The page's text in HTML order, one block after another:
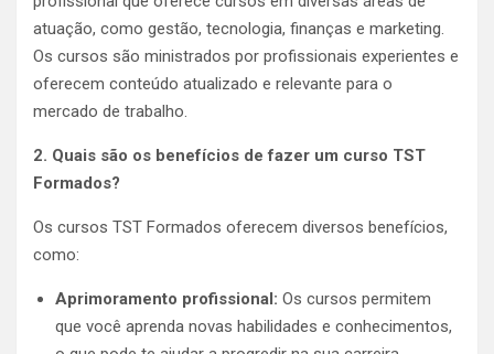
atuação, como gestão, tecnologia, finanças e marketing.
Os cursos são ministrados por profissionais experientes e
oferecem conteúdo atualizado e relevante para o
mercado de trabalho.
2. Quais são os benefícios de fazer um curso TST
Formados?
Os cursos TST Formados oferecem diversos benefícios,
como:
Aprimoramento profissional: Os cursos permitem
que você aprenda novas habilidades e conhecimentos,